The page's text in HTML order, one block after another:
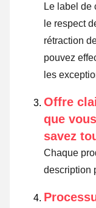
Le label de
le respect
rétraction
pouvez
les
Offre
que
savez
Chaque
description